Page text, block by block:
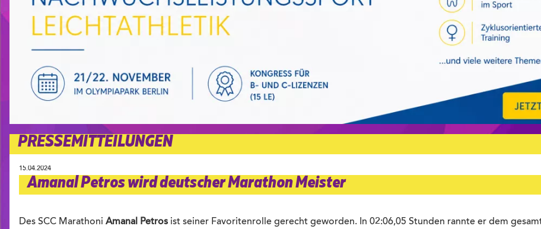
PRESSEMITTEILUNGEN
15.04.2024
Amanal Petros wird deutscher Marathon Meister
Des SCC Marathoni Amanal Petros ist seiner Favoritenrolle gerecht geworden. In 02:06,05 Stunden rannte er dem